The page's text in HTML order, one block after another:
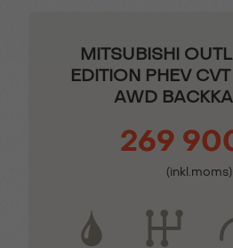
Läslampa
MITSUBISHI
EDITION PHEV
AWD
269
(inkl.moms)